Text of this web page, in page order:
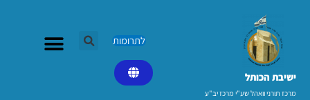
ישיבת הכותל​
מרכז תורני וואהל שע"י מרכז יב"ע
לתרומות